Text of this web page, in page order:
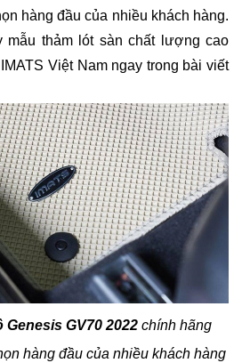
hàng đầu của nhiều khách hàng.
mẫu thảm lót sàn chất lượng cao
Việt Nam ngay trong bài viết
Genesis GV70 2022 chính hãng
hàng đầu của nhiều khách hàng